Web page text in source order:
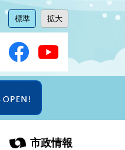
文
字
サ
イ
を
標準
に
変
文
字
サ
イ
拡大
に
変
市政情報